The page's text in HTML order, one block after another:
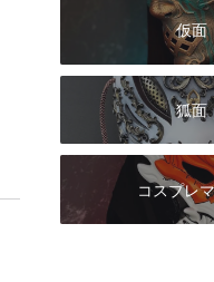
仮面
狐面
コスプレ